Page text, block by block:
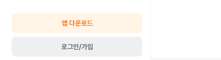
앱 다운로드
로그인/가입